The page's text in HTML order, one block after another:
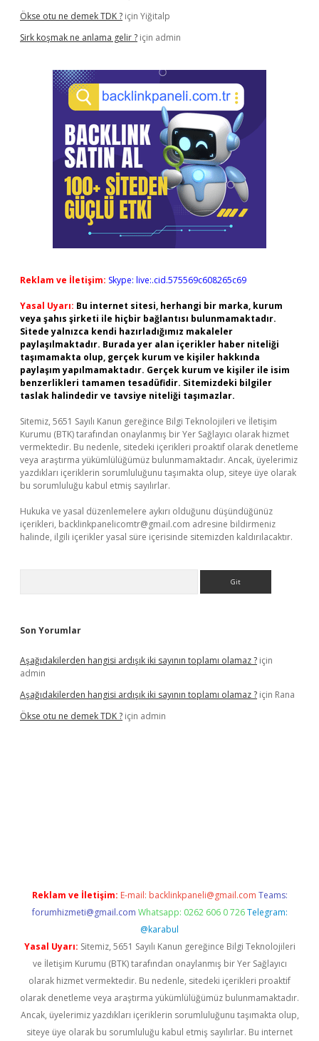
Ökse otu ne demek TDK ? için Yiğitalp
Sirk koşmak ne anlama gelir ? için admin
Reklam ve İletişim: Skype: live:.cid.575569c608265c69
Yasal Uyarı: Bu internet sitesi, herhangi bir marka, kurum
veya şahıs şirketi ile hiçbir bağlantısı bulunmamaktadır.
Sitede yalnızca kendi hazırladığımız makaleler
paylaşılmaktadır. Burada yer alan içerikler haber niteliği
taşımamakta olup, gerçek kurum ve kişiler hakkında
paylaşım yapılmamaktadır. Gerçek kurum ve kişiler ile isim
benzerlikleri tamamen tesadüfidir. Sitemizdeki bilgiler
taslak halindedir ve tavsiye niteliği taşımazlar.
Sitemiz, 5651 Sayılı Kanun gereğince Bilgi Teknolojileri ve İletişim
Kurumu (BTK) tarafından onaylanmış bir Yer Sağlayıcı olarak hizmet
vermektedir. Bu nedenle, sitedeki içerikleri proaktif olarak denetleme
veya araştırma yükümlülüğümüz bulunmamaktadır. Ancak, üyelerimiz
yazdıkları içeriklerin sorumluluğunu taşımakta olup, siteye üye olarak
bu sorumluluğu kabul etmiş sayılırlar.
Hukuka ve yasal düzenlemelere aykırı olduğunu düşündüğünüz
içerikleri, backlinkpanelicomtr@gmail.com adresine bildirmeniz
halinde, ilgili içerikler yasal süre içerisinde sitemizden kaldırılacaktır.
Son Yorumlar
Aşağıdakilerden hangisi ardışık iki sayının toplamı olamaz ? için
admin
Aşağıdakilerden hangisi ardışık iki sayının toplamı olamaz ? için Rana
Ökse otu ne demek TDK ? için admin
Reklam ve İletişim: E-mail: backlinkpaneli@gmail.com Teams:
forumhizmeti@gmail.com Whatsapp: 0262 606 0 726 Telegram:
@karabul
Yasal Uyarı: Sitemiz, 5651 Sayılı Kanun gereğince Bilgi Teknolojileri
ve İletişim Kurumu (BTK) tarafından onaylanmış bir Yer Sağlayıcı
olarak hizmet vermektedir. Bu nedenle, sitedeki içerikleri proaktif
olarak denetleme veya araştırma yükümlülüğümüz bulunmamaktadır.
Ancak, üyelerimiz yazdıkları içeriklerin sorumluluğunu taşımakta olup,
siteye üye olarak bu sorumluluğu kabul etmiş sayılırlar. Bu internet